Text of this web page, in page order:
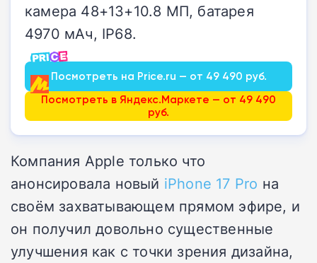
камера 48+13+10.8 МП, батарея
4970 мАч, IP68.
Посмотреть на Price.ru — от 49 490 руб.
Посмотреть в Яндекс.Маркете — от 49 490
руб.
Компания Apple только что
анонсировала новый iPhone 17 Pro на
своём захватывающем прямом эфире, и
он получил довольно существенные
улучшения как с точки зрения дизайна,